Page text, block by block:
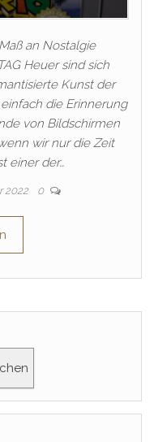
an Nostalgie
Heuer sind sich
Kunst der
die Erinnerung
von Bildschirmen
wir nur die Zeit
einer der…
2022 0